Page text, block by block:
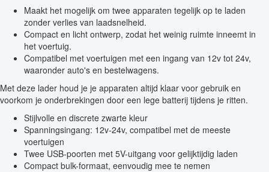
Maakt het mogelijk om twee apparaten tegelijk op te laden
zonder verlies van laadsnelheid.
Compact en licht ontwerp, zodat het weinig ruimte inneemt in
het voertuig.
Compatibel met voertuigen met een ingang van 12v tot 24v,
waaronder auto's en bestelwagens.
Met deze lader houd je je apparaten altijd klaar voor gebruik en
voorkom je onderbrekingen door een lege batterij tijdens je ritten.
Stijlvolle en discrete zwarte kleur
Spanningsingang: 12v-24v, compatibel met de meeste
voertuigen
Twee USB-poorten met 5V-uitgang voor gelijktijdig laden
Compact bulk-formaat, eenvoudig mee te nemen